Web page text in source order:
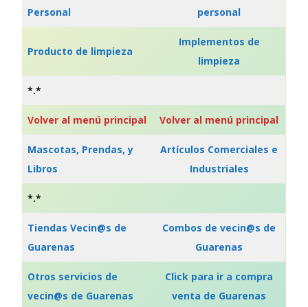
Personal
personal
Producto de limpieza
Implementos de
limpieza
*.*
Volver al menú principal Volver al menú principal
Mascotas, Prendas, y
Libros
Artículos Comerciales e
Industriales
*.*
Tiendas Vecin@s de
Guarenas
Combos de vecin@s de
Guarenas
Otros servicios de
vecin@s de Guarenas
Click para ir a compra
venta de Guarenas